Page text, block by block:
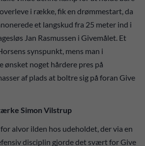
i række, fik en drømmestart, da
et langskud fra 25 meter ind i
Jan Rasmussen i Givemålet. Et
synspunkt, mens man i
ønsket noget hårdere pres på
af plads at boltre sig på foran Give
Simon Vilstrup
alvor ilden hos udeholdet, der via en
disciplin gjorde det svært for Give